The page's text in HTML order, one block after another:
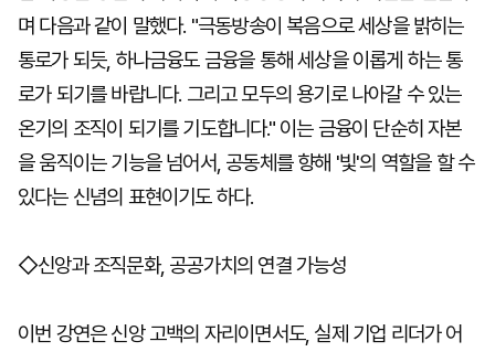
며 다음과 같이 말했다. "극동방송이 복음으로 세상을 밝히는
통로가 되듯, 하나금융도 금융을 통해 세상을 이롭게 하는 통
로가 되기를 바랍니다. 그리고 모두의 용기로 나아갈 수 있는
온기의 조직이 되기를 기도합니다." 이는 금융이 단순히 자본
을 움직이는 기능을 넘어서, 공동체를 향해 '빛'의 역할을 할 수
있다는 신념의 표현이기도 하다.
◇신앙과 조직문화, 공공가치의 연결 가능성
이번 강연은 신앙 고백의 자리이면서도, 실제 기업 리더가 어